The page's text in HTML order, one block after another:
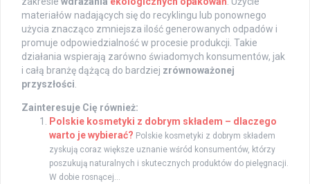
materiałów nadających się do recyklingu lub ponownego
użycia znacząco zmniejsza ilość generowanych odpadów i
promuje odpowiedzialność w procesie produkcji. Takie
działania wspierają zarówno świadomych konsumentów, jak
i całą branżę dążącą do bardziej zrównoważonej
przyszłości
Zainteresuje Cię również:
Polskie kosmetyki z dobrym składem – dlaczego
warto je wybierać? Polskie kosmetyki z dobrym składem
zyskują coraz większe uznanie wśród konsumentów, którzy
poszukują naturalnych i skutecznych produktów do pielęgnacji.
W dobie rosnącej...